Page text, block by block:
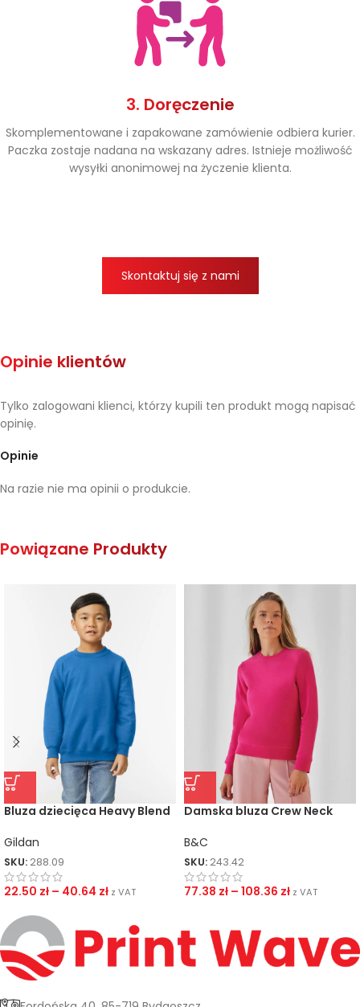
3. Doręczenie
Skomplementowane i zapakowane zamówienie odbiera kurier.
Paczka zostaje nadana na wskazany adres. Istnieje możliwość
wysyłki anonimowej na życzenie klienta.
Skontaktuj się z nami
Opinie klientów
Opinie
Na razie nie ma opinii o produkcie.
Tylko zalogowani klienci, którzy kupili ten produkt mogą napisać
opinię.
Powiązane Produkty
Bluza dziecięca Heavy Blend
Gildan
SKU: 288.09
22.50 zł – 40.64 zł z VAT
Damska bluza Crew Neck
B&C
SKU: 243.42
77.38 zł – 108.36 zł z VAT